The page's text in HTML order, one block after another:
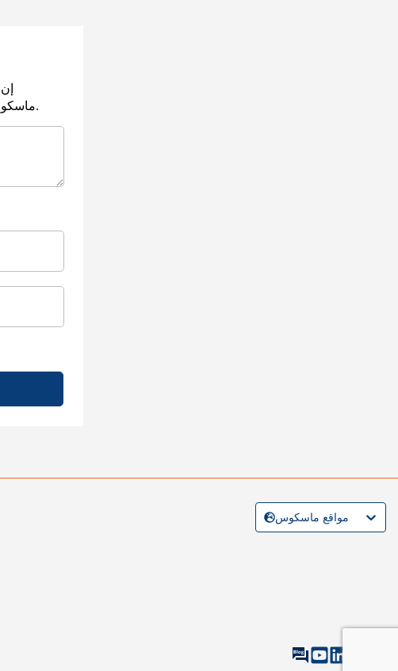
ماسكوس. نقرأ آراءك، ونرد عليها، بناء على طلبكم في أسرع وقت ممكن.
مواقع ماسكوس